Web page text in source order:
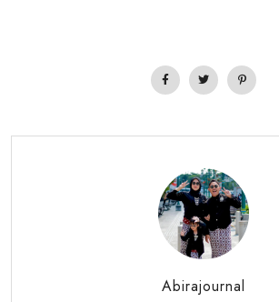
Abirajournal